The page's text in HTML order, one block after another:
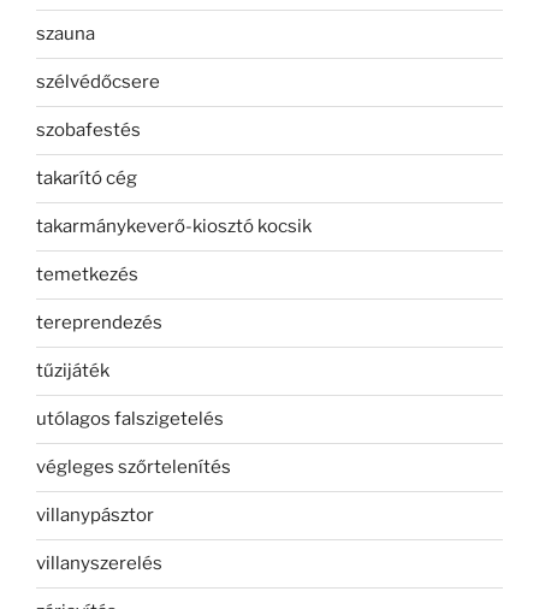
szauna
szélvédőcsere
szobafestés
takarító cég
takarmánykeverő-kiosztó kocsik
temetkezés
tereprendezés
tűzijáték
utólagos falszigetelés
végleges szőrtelenítés
villanypásztor
villanyszerelés